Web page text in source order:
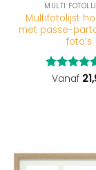
MULTI
Multifotolijst
met passe-
foto’s
Vanaf